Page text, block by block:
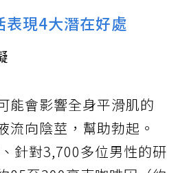
表現4大潛在好處
能會影響全身平滑肌的
流向陰莖，幫助勃起。
針對3,700多位男性的研